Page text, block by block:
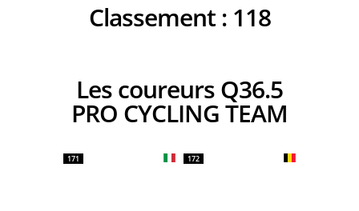
Classement : 118
Les coureurs Q36.5
PRO CYCLING TEAM
171 172